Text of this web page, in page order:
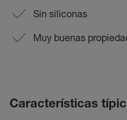
Sin siliconas
Muy buenas
Características